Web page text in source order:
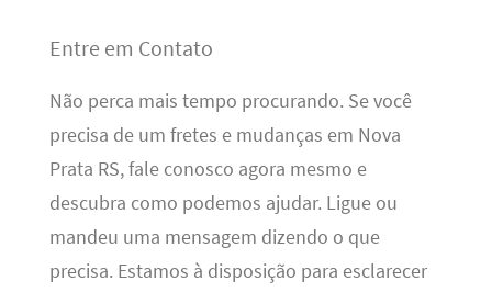
Entre em Contato
Não perca mais tempo procurando. Se você
precisa de um fretes e mudanças em Nova
Prata RS, fale conosco agora mesmo e
descubra como podemos ajudar. Ligue ou
mandeu uma mensagem dizendo o que
precisa. Estamos à disposição para esclarecer